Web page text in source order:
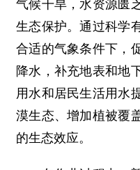
气候干旱，水资源匮
生态保护。通过科学
合适的气象条件下，
降水，补充地表和地
用水和居民生活用水
漠生态、增加植被覆
的生态效应。